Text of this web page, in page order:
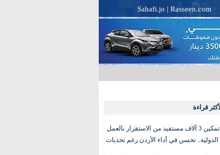
Sahafi.jo | Rasseen.com
قراءة
بالعمل
تحسن في أداء الأردن رغم تحديات